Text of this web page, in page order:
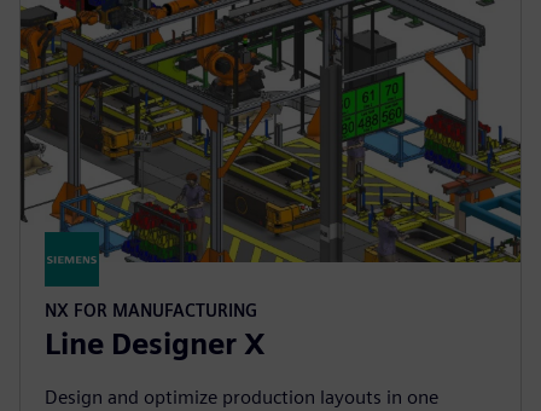
NX FOR MANUFACTURING
Line Designer X
Design and optimize production layouts in one